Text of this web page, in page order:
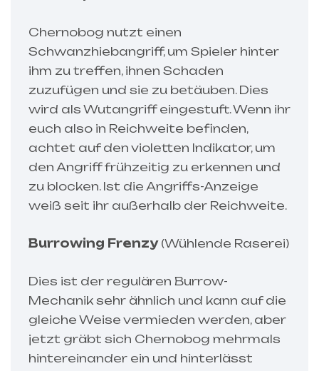
Chernobog nutzt einen
Schwanzhiebangriff, um Spieler hinter
ihm zu treffen, ihnen Schaden
zuzufügen und sie zu betäuben. Dies
wird als Wutangriff eingestuft. Wenn ihr
euch also in Reichweite befinden,
achtet auf den violetten Indikator, um
den Angriff frühzeitig zu erkennen und
zu blocken. Ist die Angriffs-Anzeige
weiß seit ihr außerhalb der Reichweite.
Burrowing Frenzy (Wühlende Raserei)
Dies ist der regulären Burrow-
Mechanik sehr ähnlich und kann auf die
gleiche Weise vermieden werden, aber
jetzt gräbt sich Chernobog mehrmals
hintereinander ein und hinterlässt